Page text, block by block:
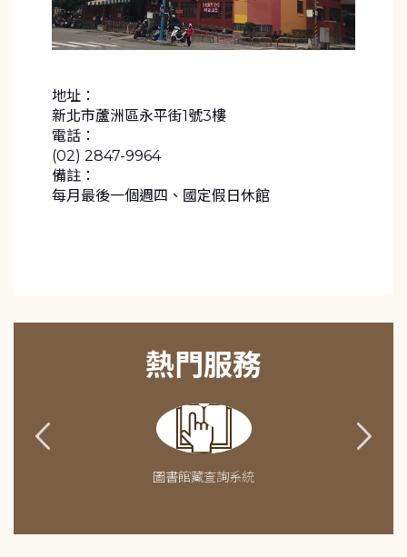
地址：
新北市蘆洲區永平街1號3樓
電話：
(02) 2847-9964
備註：
每月最後一個週四、國定假日休館
熱門服務
圖書館藏查詢系統